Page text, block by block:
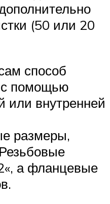
(50 или 20
способ
помощью
или внутренней
размеры,
а фланцевые